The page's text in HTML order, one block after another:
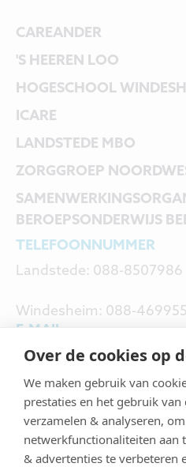
Over de cookies op
We maken gebruik van
prestaties en het gebruik van
verzamelen & analyseren,
netwerkfunctionaliteiten aan
& advertenties te verbeteren
CAREANDER
'S HEEREN LOO
HOGESCHOOL
ICARE
LANDSTEDE MBO
ZORGGROEP
SAMENWERKINGS
BEROEPSONDERWIJS
TELEFOONNUMMER
Landstede: 088-8507986
Windesheim: 088-
E-MAIL
Roelie van ’t Hul:
rvanthul@landstede.nl
Jan Julius Buwalda: